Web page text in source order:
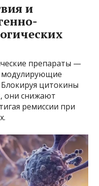
и
препараты —
модулирующие
цитокины
они снижают
ремиссии при